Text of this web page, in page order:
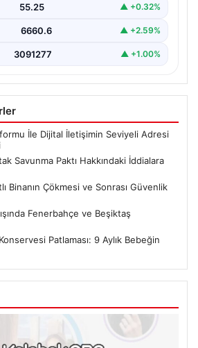
55.25 ▲ +0.32%
6660.6 ▲ +2.59%
3091277 ▲ +1.00%
İle Dijital İletişimin Seviyeli Adresi
Savunma Paktı Hakkındaki İddialara
Binanın Çökmesi ve Sonrası Güvenlik
Fenerbahçe ve Beşiktaş
Patlaması: 9 Aylık Bebeğin